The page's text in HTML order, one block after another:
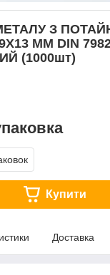
З
ММ DIN
(1000шт)
Купити
Доставка